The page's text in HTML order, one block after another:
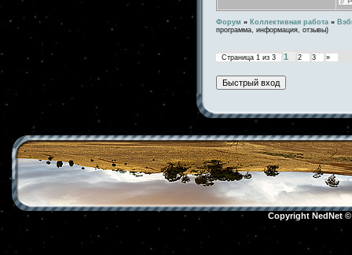
Форум » Коллективная работа »
программа, информация, отзывы)
Страница 1 из 3 1 2 3 »
Copyright NedNet